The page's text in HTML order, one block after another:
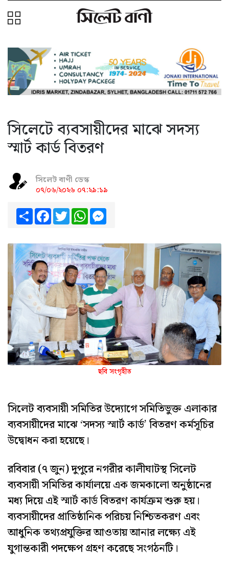
সিলেটে ব্যবসায়ীদের মাঝে সদস্য
স্মার্ট কার্ড বিতরণ
সিলেট বাণী ডেস্ক
০৭/০৬/২০২৬ ০৭:২৯:১৯
ShareFacebook
TwitterWhatsApp
ছবি সংগৃহীত
সিলেট ব্যবসায়ী সমিতির উদ্যোগে সমিতিভুক্ত এলাকার
ব্যবসায়ীদের মাঝে ‘সদস্য স্মার্ট কার্ড’ বিতরণ কর্মসূচির
উদ্বোধন করা হয়েছে।
রবিবার (৭ জুন) দুপুরে নগরীর কালীঘাটস্থ সিলেট
ব্যবসায়ী সমিতির কার্যালয়ে এক জমকালো অনুষ্ঠানের
মধ্য দিয়ে এই স্মার্ট কার্ড বিতরণ কার্যক্রম শুরু হয়।
ব্যবসায়ীদের প্রাতিষ্ঠানিক পরিচয় নিশ্চিতকরণ এবং
আধুনিক তথ্যপ্রযুক্তির আওতায় আনার লক্ষ্যে এই
যুগান্তকারী পদক্ষেপ গ্রহণ করেছে সংগঠনটি।